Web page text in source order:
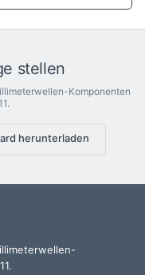
stellen
Komponenten
herunterladen